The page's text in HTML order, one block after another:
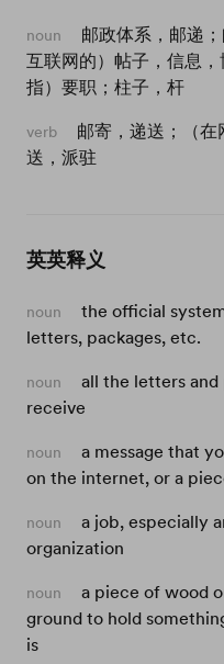
noun
邮政体系，邮递
互联网的）帖子，信息
指）要职；柱子，杆
verb
邮寄，递送；（
送，派驻
英英释义
noun
the official
letters, packages, etc.
noun
all the letters and
receive
noun
a message that
on the internet, or a
noun
a job, especially
organization
noun
a piece of wood
ground to hold
is